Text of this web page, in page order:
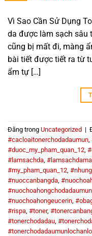
Vì Sao Cần Sử Dụng
da được làm sạch sâu
cũng bị mất đi, màng
bài tiết được tiết ra từ
ẩm tự […]
Đăng trong Uncategorized |
#cacloaitonerchodadaumun,
#duoc_my_pham_quan_12,
#lamsachda,
#my_pham_quan_12,
#nuoccanbangda,
#nuochoahongchodadaumun
#nuochoahongeucerin,
#rispa, #toner,
#tonerchodadau,